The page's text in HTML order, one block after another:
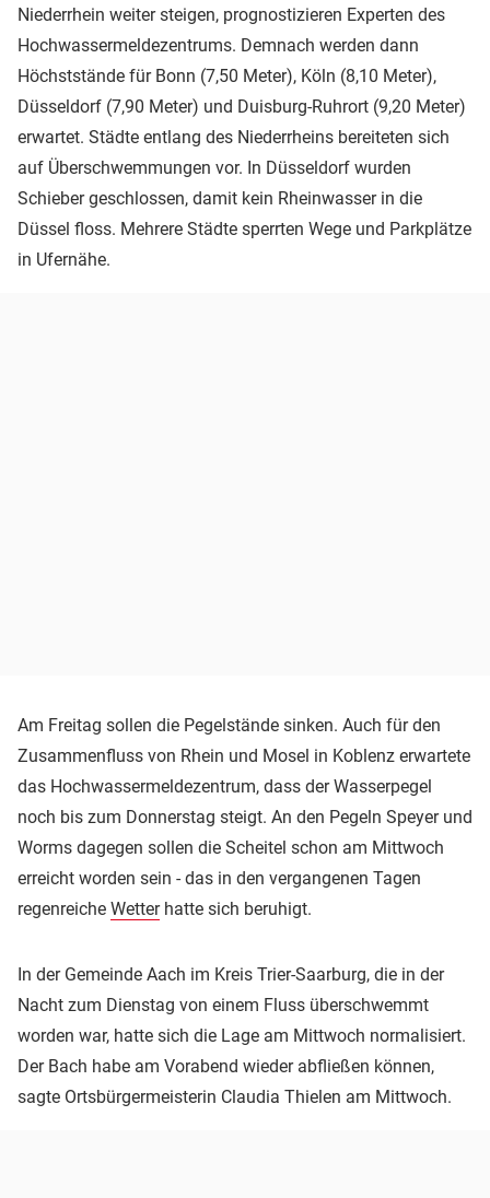
Niederrhein weiter steigen, prognostizieren Experten des
Hochwassermeldezentrums. Demnach werden dann
Höchststände für Bonn (7,50 Meter), Köln (8,10 Meter),
Düsseldorf (7,90 Meter) und Duisburg-Ruhrort (9,20 Meter)
erwartet. Städte entlang des Niederrheins bereiteten sich
auf Überschwemmungen vor. In Düsseldorf wurden
Schieber geschlossen, damit kein Rheinwasser in die
Düssel floss. Mehrere Städte sperrten Wege und Parkplätze
in Ufernähe.
Am Freitag sollen die Pegelstände sinken. Auch für den
Zusammenfluss von Rhein und Mosel in Koblenz erwartete
das Hochwassermeldezentrum, dass der Wasserpegel
noch bis zum Donnerstag steigt. An den Pegeln Speyer und
Worms dagegen sollen die Scheitel schon am Mittwoch
erreicht worden sein - das in den vergangenen Tagen
regenreiche Wetterhatte sich beruhigt.
In der Gemeinde Aach im Kreis Trier-Saarburg, die in der
Nacht zum Dienstag von einem Fluss überschwemmt
worden war, hatte sich die Lage am Mittwoch normalisiert.
Der Bach habe am Vorabend wieder abfließen können,
sagte Ortsbürgermeisterin Claudia Thielen am Mittwoch.